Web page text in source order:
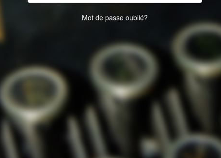
Mot de passe oublié?